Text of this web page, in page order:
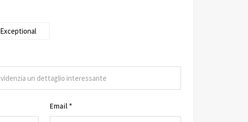
Email *
Exceptional